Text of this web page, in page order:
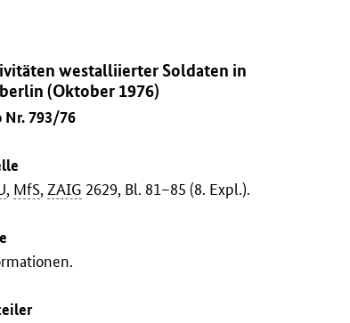
westalliierter Soldaten in
(Oktober 1976)
793/76
, MfS,ZAIG 2629, Bl. 81–85 (8. Expl.).